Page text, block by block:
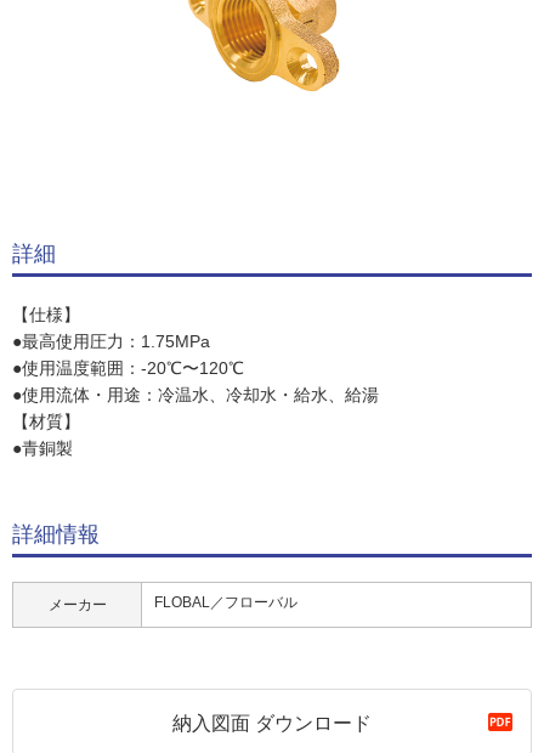
詳細
【仕様】
●最高使用圧力：1.75MPa
●使用温度範囲：-20℃〜120℃
●使用流体・用途：冷温水、冷却水・給水、給湯
【材質】
●青銅製
詳細情報
メーカー FLOBAL／フローバル
納入図面 ダウンロード